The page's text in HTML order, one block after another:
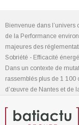
Bienvenue dans
de la Performance
majeures des
Sobriété - Efficacité
Dans un contexte de
rassemblés plus de 1 100
d’œuvre de Nantes et de